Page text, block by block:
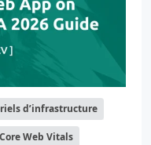
d’infrastructure
Core Web Vitals